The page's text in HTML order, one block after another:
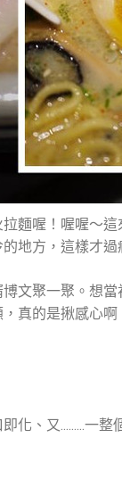
麵喔！喔喔～
地方，這樣才過
文聚一聚。想
真的是揪感心啊
、又.........一整